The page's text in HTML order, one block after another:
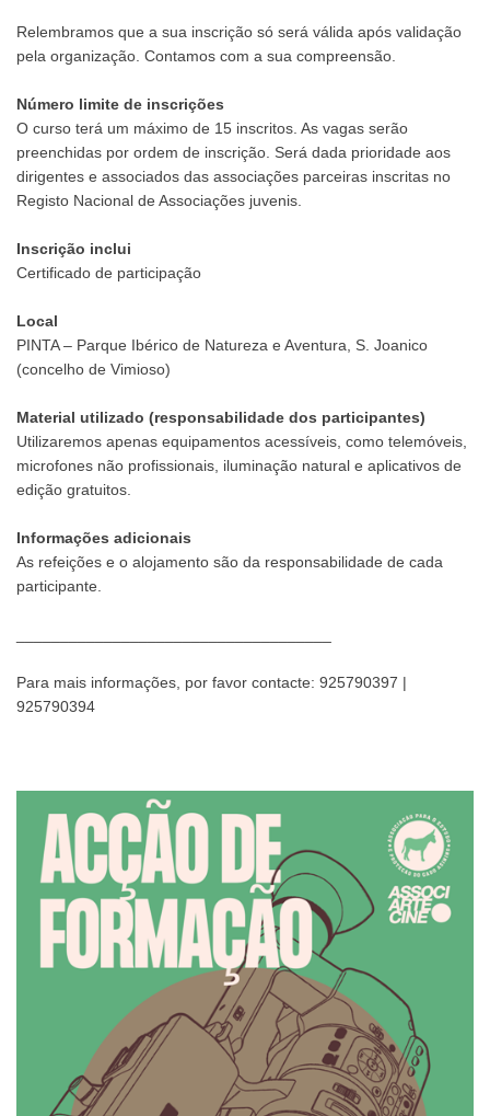
Relembramos que a sua inscrição só será válida após validação
pela organização. Contamos com a sua compreensão.
Número limite de inscrições
O curso terá um máximo de 15 inscritos. As vagas serão
preenchidas por ordem de inscrição. Será dada prioridade aos
dirigentes e associados das associações parceiras inscritas no
Registo Nacional de Associações juvenis.
Inscrição inclui
Certificado de participação
Local
PINTA – Parque Ibérico de Natureza e Aventura, S. Joanico
(concelho de Vimioso)
Material utilizado (responsabilidade dos participantes)
Utilizaremos apenas equipamentos acessíveis, como telemóveis,
microfones não profissionais, iluminação natural e aplicativos de
edição gratuitos.
Informações adicionais
As refeições e o alojamento são da responsabilidade de cada
participante.
Para mais informações, por favor contacte: 925790397 |
925790394